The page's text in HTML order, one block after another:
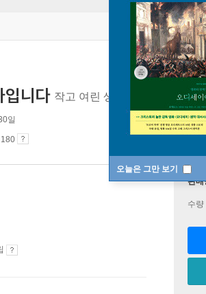
오늘은 그만 보기
입니다 작고 여린 생의 반짝임이 내게
일
판매
수량